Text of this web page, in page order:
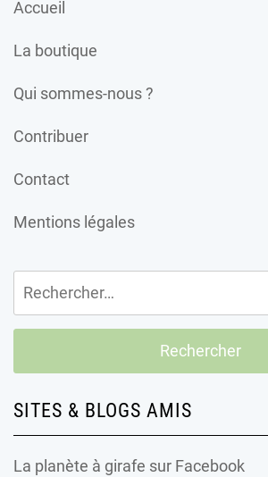
Accueil
La boutique
Qui sommes-nous ?
Contribuer
Contact
Mentions légales
Rechercher :
SITES & BLOGS AMIS
La planète à girafe sur Facebook